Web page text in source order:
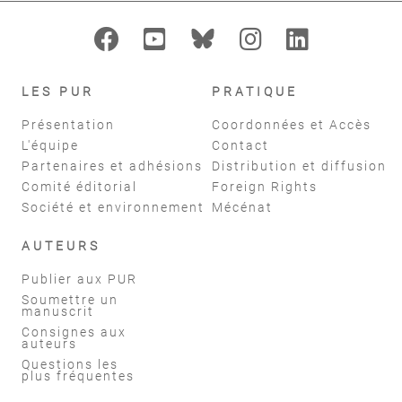
LES PUR
Présentation
L'équipe
Partenaires et adhésions
Comité éditorial
Société et environnement
PRATIQUE
Coordonnées et Accès
Contact
Distribution et diffusion
Foreign Rights
Mécénat
AUTEURS
Publier aux PUR
Soumettre un
manuscrit
Consignes aux
auteurs
Questions les
plus fréquentes